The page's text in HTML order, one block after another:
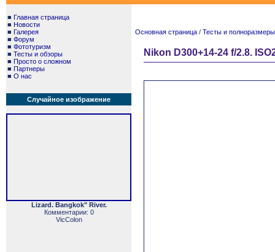
■ Главная страница
■ Новости
■ Галерея
■ Форум
■ Фототуризм
■ Тесты и обзоры
■ Просто о сложном
■ Партнеры
■ О нас
Случайное изображение
Lizard. Bangkok" River.
Комментарии: 0
VicColon
Основная страница / Тесты и
Nikon D300+14-24 f/2.8.